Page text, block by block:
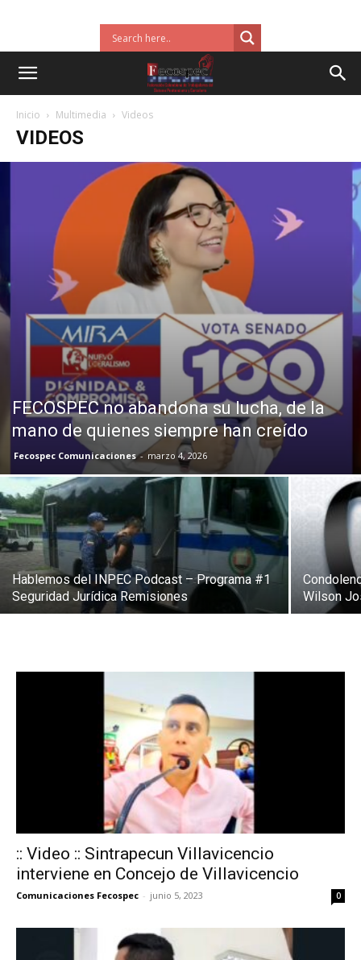
Inicio Multimedia Videos
VIDEOS
FECOSPEC no abandona su lucha, de la
mano de quienes siempre han creído
Fecospec Comunicaciones - marzo 4, 2026
Hablemos del INPEC Podcast – Programa #1
Seguridad Jurídica Remisiones
Wilson
:: Video :: Sintrapecun Villavicencio
interviene en Concejo de Villavicencio
Comunicaciones Fecospec - junio 5, 2023 0